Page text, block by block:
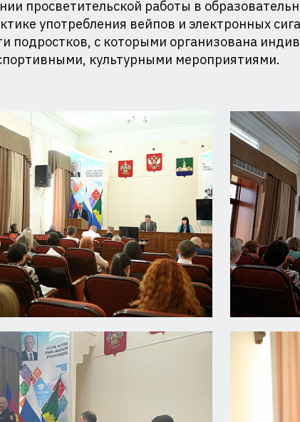
просветительской работы в
употребления вейпов и электронных
подростков, с которыми организована
культурными мероприятиями.